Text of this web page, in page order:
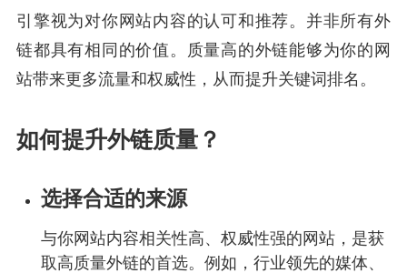
引擎视为对你网站内容的认可和推荐。并非所有外
链都具有相同的价值。质量高的外链能够为你的网
站带来更多流量和权威性，从而提升关键词排名。
如何提升外链质量？
选择合适的来源
与你网站内容相关性高、权威性强的网站，是获
取高质量外链的首选。例如，行业领先的媒体、